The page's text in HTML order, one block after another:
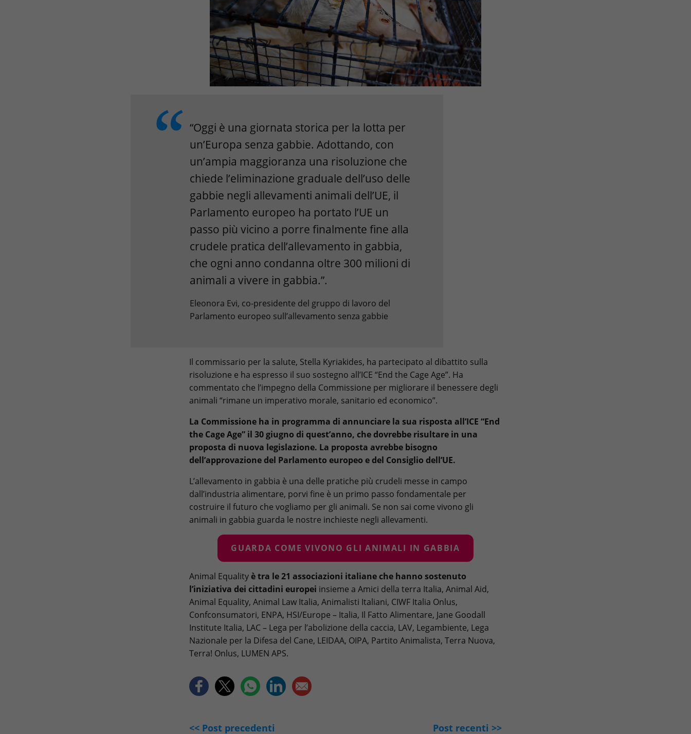
“Oggi è una giornata storica per la lotta per
un’Europa senza gabbie. Adottando, con
un’ampia maggioranza una risoluzione che
chiede l’eliminazione graduale dell’uso delle
gabbie negli allevamenti animali dell’UE, il
Parlamento europeo ha portato l’UE un
passo più vicino a porre finalmente fine alla
crudele pratica dell’allevamento in gabbia,
che ogni anno condanna oltre 300 milioni di
animali a vivere in gabbia.”.
Eleonora Evi, co-presidente del gruppo di lavoro del
Parlamento europeo sull’allevamento senza gabbie
Il commissario per la salute, Stella Kyriakides, ha partecipato al dibattito sulla
risoluzione e ha espresso il suo sostegno all’ICE “End the Cage Age”. Ha
commentato che l’impegno della Commissione per migliorare il benessere degli
animali “rimane un imperativo morale, sanitario ed economico”.
La Commissione ha in programma di annunciare la sua risposta all’ICE “End
the Cage Age” il 30 giugno di quest’anno, che dovrebbe risultare in una
proposta di nuova legislazione. La proposta avrebbe bisogno
dell’approvazione del Parlamento europeo e del Consiglio dell’UE.
L’allevamento in gabbia è una delle pratiche più crudeli messe in campo
dall’industria alimentare, porvi fine è un primo passo fondamentale per
costruire il futuro che vogliamo per gli animali. Se non sai come vivono gli
animali in gabbia guarda le nostre inchieste negli allevamenti.
GUARDA COME VIVONO GLI ANIMALI IN GABBIA
Animal Equalityè tra le 21 associazioni italiane che hanno sostenuto
l’iniziativa dei cittadini europei insieme a Amici della terra Italia, Animal Aid,
Animal Equality, Animal Law Italia, Animalisti Italiani, CIWF Italia Onlus,
Confconsumatori, ENPA, HSI/Europe – Italia, Il Fatto Alimentare, Jane Goodall
Institute Italia, LAC – Lega per l’abolizione della caccia, LAV, Legambiente, Lega
Nazionale per la Difesa del Cane, LEIDAA, OIPA, Partito Animalista, Terra Nuova,
Terra! Onlus, LUMEN APS.
<< Post precedenti Post recenti >>